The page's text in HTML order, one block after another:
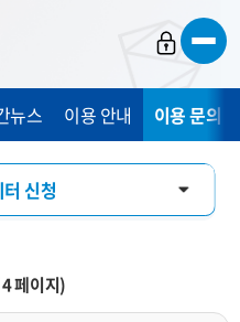
뉴스 이용 안내 이용 문의
신청
청
4페이지)